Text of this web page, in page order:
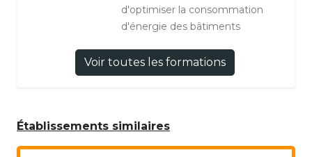
d'optimiser la consommation
d'énergie des bâtiments
Voir toutes les formations
Établissements similaires